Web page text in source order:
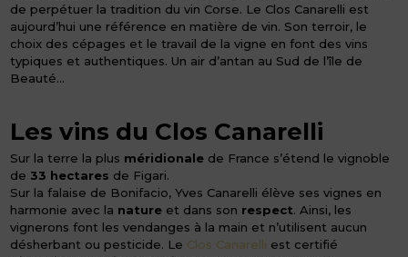
de perpétuer la tradition du vin Corse. Le Clos Canarelli est
aujourd’hui une référence en matière de vin. Son terroir, le
choix des cépages et le travail de la vigne en font des vins
typiques et authentiques. Un air d’antan au Sud de l’île de
Beauté…
Les vins du Clos Canarelli
Sur la terre la plus méridionale de France s’étend le vignoble
de 33 hectares de Figari.
Sur la falaise de Bonifacio, Yves Canarelli élève ses vignes en
harmonie avec la nature et dans son respect. Ainsi, les
vignerons font les vendanges à la main et n’utilisent aucun
désherbant ou pesticide. Le Clos Canarelli est certifié